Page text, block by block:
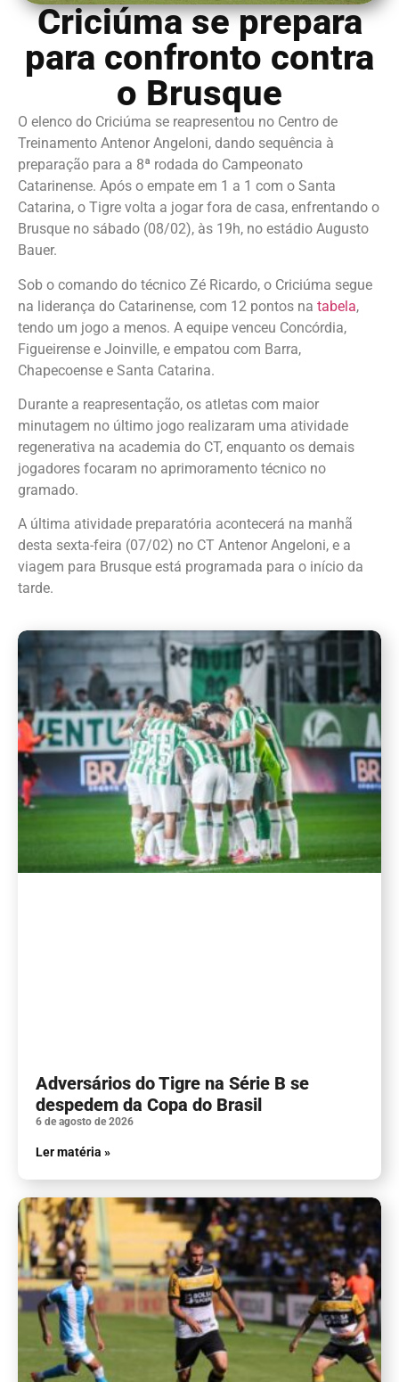
Criciúma se prepara
para confronto contra
o Brusque
O elenco do Criciúma se reapresentou no Centro de
Treinamento Antenor Angeloni, dando sequência à
preparação para a 8ª rodada do Campeonato
Catarinense. Após o empate em 1 a 1 com o Santa
Catarina, o Tigre volta a jogar fora de casa, enfrentando o
Brusque no sábado (08/02), às 19h, no estádio Augusto
Bauer.
Sob o comando do técnico Zé Ricardo, o Criciúma segue
na liderança do Catarinense, com 12 pontos na tabela,
tendo um jogo a menos. A equipe venceu Concórdia,
Figueirense e Joinville, e empatou com Barra,
Chapecoense e Santa Catarina.
Durante a reapresentação, os atletas com maior
minutagem no último jogo realizaram uma atividade
regenerativa na academia do CT, enquanto os demais
jogadores focaram no aprimoramento técnico no
gramado.
A última atividade preparatória acontecerá na manhã
desta sexta-feira (07/02) no CT Antenor Angeloni, e a
viagem para Brusque está programada para o início da
tarde.
Adversários do Tigre na Série B se
despedem da Copa do Brasil
6 de agosto de 2026
Ler matéria »